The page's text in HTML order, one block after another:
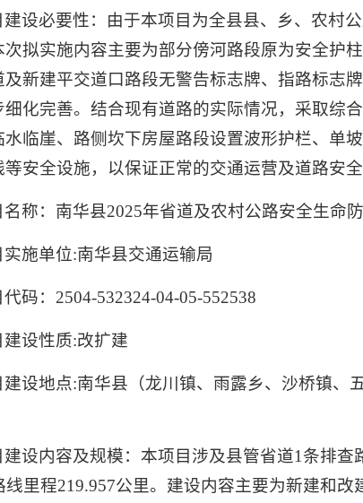
建设必要性：由于本项目为全县县、乡、农村
拟实施内容主要为部分傍河路段原为安全护
及新建平交道口路段无警告标志牌、指路标志
化完善。结合现有道路的实际情况，采取综
水临崖、路侧坎下房屋路段设置波形护栏、单
安全设施，以保证正常的交通运营及道路安全
名称：南华县2025年省道及农村公路安全生命
实施单位:南华县交通运输局
码：2504-532324-04-05-552538
建设性质:改扩建
建设地点:南华县（龙川镇、雨露乡、沙桥镇、
建设内容及规模：本项目涉及县管省道1条排
线里程219.957公里。建设内容主要为新建和